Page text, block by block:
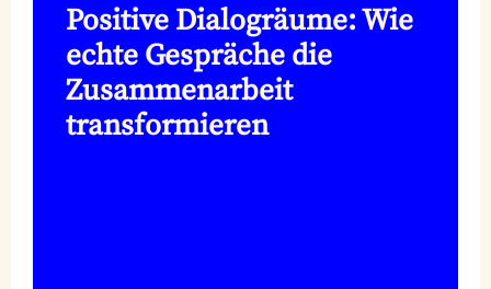
Positive Dialogräume: Wie
echte Gespräche die
Zusammenarbeit
transformieren